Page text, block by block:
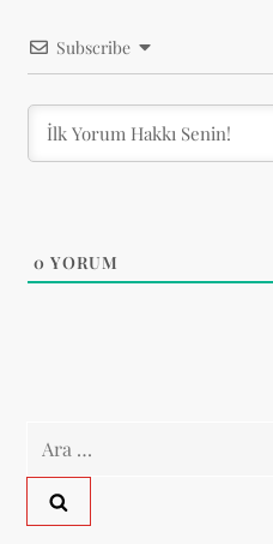
n
m
e
i
Subscribe
0 YORUM